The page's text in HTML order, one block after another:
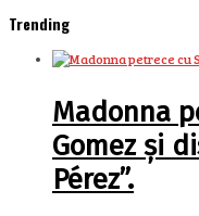
Trending
Madonna
Gomez și
Pérez”.